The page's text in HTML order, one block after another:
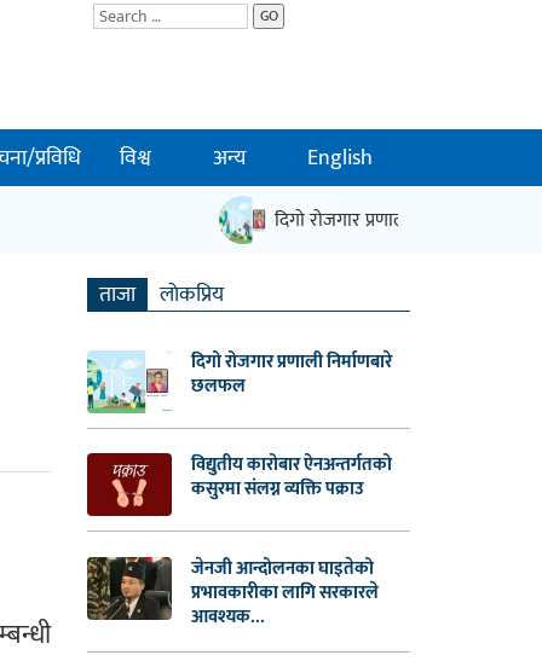
GO
प्रविधि विश्व अन्य English
दिगो रोजगार प्रणाली निर्माणबारे छलफल
ताजा लाेकप्रिय
दिगो रोजगार प्रणाली निर्माणबारे
छलफल
विद्युतीय कारोबार ऐनअन्तर्गतको
कसुरमा संलग्न व्यक्ति पक्राउ
जेनजी आन्दोलनका घाइतेको
प्रभावकारीका लागि सरकारले
आवश्यक...